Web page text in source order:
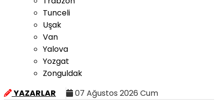
Tunceli
Uşak
Van
Yalova
Yozgat
Zonguldak
YAZARLAR
07 Ağustos 2026 Cum